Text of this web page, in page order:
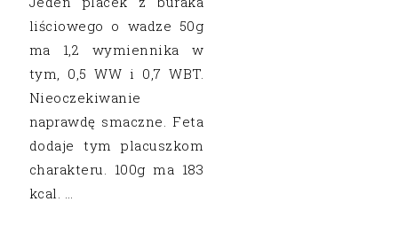
liściowego o wadze 50g
ma 1,2 wymiennika w
tym, 0,5 WW i 0,7 WBT.
Nieoczekiwanie
naprawdę smaczne. Feta
dodaje tym placuszkom
charakteru. 100g ma 183
kcal. …